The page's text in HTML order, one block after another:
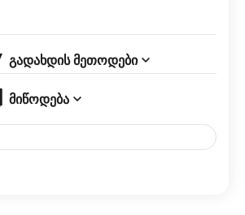
გადახდის მეთოდები
მიწოდება